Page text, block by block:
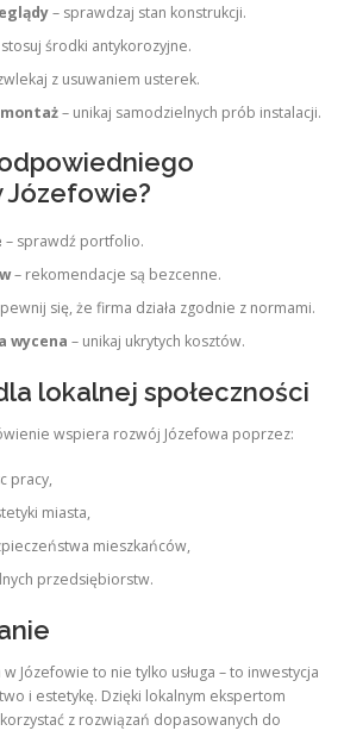
– sprawdzaj stan konstrukcji.
stosuj środki antykorozyjne.
z usuwaniem usterek.
– unikaj samodzielnych prób instalacji.
Józefowie?
– sprawdź portfolio.
– rekomendacje są bezcenne.
się, że firma działa zgodnie z normami.
wycena – unikaj ukrytych kosztów.
lokalnej społeczności
wspiera rozwój Józefowa poprzez:
pracy,
miasta,
mieszkańców,
przedsiębiorstw.
Józefowie to nie tylko usługa – to inwestycja
i estetykę. Dzięki lokalnym ekspertom
z rozwiązań dopasowanych do